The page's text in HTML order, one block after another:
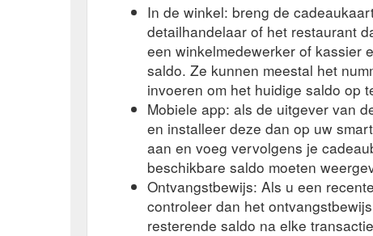
In de winkel: breng de
detailhandelaar of het restaurant
een winkelmedewerker of kassier
saldo. Ze kunnen meestal het
invoeren om het huidige saldo op
Mobiele app: als de uitgever van
en installeer deze dan op uw
aan en voeg vervolgens je
beschikbare saldo moeten
Ontvangstbewijs: Als u een
controleer dan het
resterende saldo na elke